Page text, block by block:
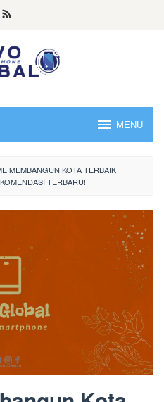
MENU
MEMBANGUN KOTA TERBAIK
TERBARU!